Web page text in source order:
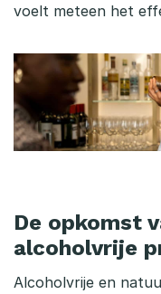
voelt meteen het
De opkomst
alcoholvrije
Alcoholvrije en